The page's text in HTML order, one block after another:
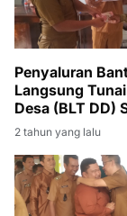
Penyaluran
Langsung
Desa (BLT DD)
dua Desa di
2 tahun yang lalu